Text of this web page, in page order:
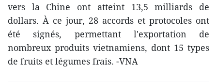
vers la Chine ont atteint 13,5 milliards de
dollars. À ce jour, 28 accords et protocoles ont
été signés, permettant l'exportation de
nombreux produits vietnamiens, dont 15 types
de fruits et légumes frais. -VNA